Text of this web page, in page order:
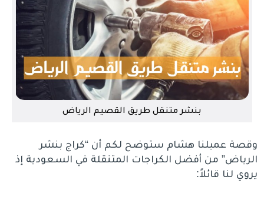
بنشر متنقل طريق القصيم الرياض
وقصة عميلنا هشام ستوضح لكم أن “كراج بنشر
الرياض” من أفضل الكراجات المتنقلة في السعودية إذ
يروي لنا قائلاً: